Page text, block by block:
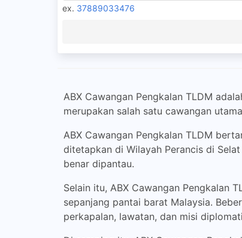
ex. 37889033476
ABX Cawangan Pengkalan TLDM
merupakan salah satu cawangan
ABX Cawangan Pengkalan TLDM
ditetapkan di Wilayah Perancis di
benar dipantau.
Selain itu, ABX Cawangan Pengkalan
sepanjang pantai barat Malaysia.
perkapalan, lawatan, dan misi